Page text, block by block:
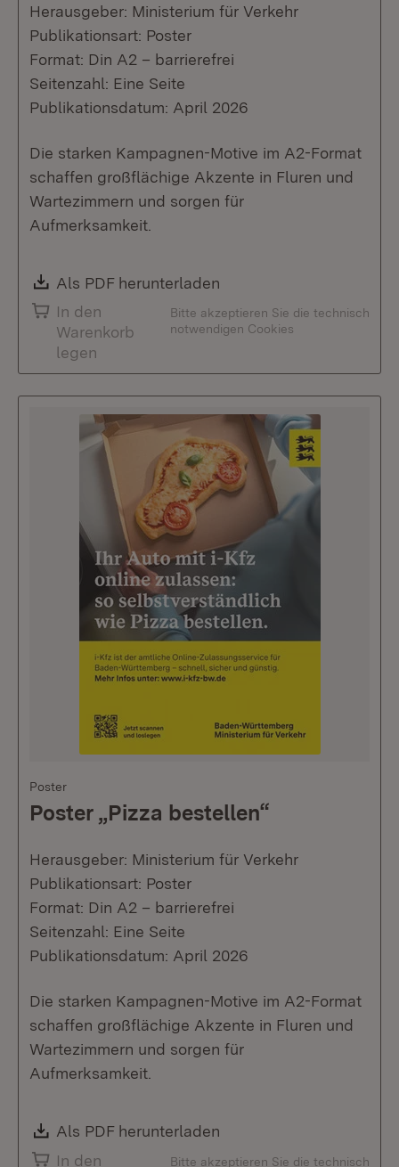
Herausgeber: Ministerium für Verkehr
Publikationsart: Poster
Format: Din A2 – barrierefrei
Seitenzahl: Eine Seite
Publikationsdatum: April 2026
Die starken Kampagnen-Motive im A2-Format
schaffen großflächige Akzente in Fluren und
Wartezimmern und sorgen für
Aufmerksamkeit.
Download:
Als PDF herunterladen
In den
Warenkorb
legen
Bitte akzeptieren Sie die technisch
notwendigen Cookies
Poster
Poster „Pizza bestellen“
Herausgeber: Ministerium für Verkehr
Publikationsart: Poster
Format: Din A2 – barrierefrei
Seitenzahl: Eine Seite
Publikationsdatum: April 2026
Die starken Kampagnen-Motive im A2-Format
schaffen großflächige Akzente in Fluren und
Wartezimmern und sorgen für
Aufmerksamkeit.
Download:
Als PDF herunterladen
In den
Bitte akzeptieren Sie die technisch